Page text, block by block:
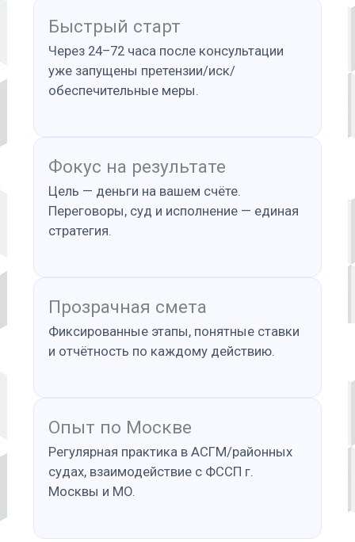
Быстрый старт
Через 24–72 часа после консультации
уже запущены претензии/иск/
обеспечительные меры.
Фокус на результате
Цель — деньги на вашем счёте.
Переговоры, суд и исполнение — единая
стратегия.
Прозрачная смета
Фиксированные этапы, понятные ставки
и отчётность по каждому действию.
Опыт по Москве
Регулярная практика в АСГМ/районных
судах, взаимодействие с ФССП г.
Москвы и МО.